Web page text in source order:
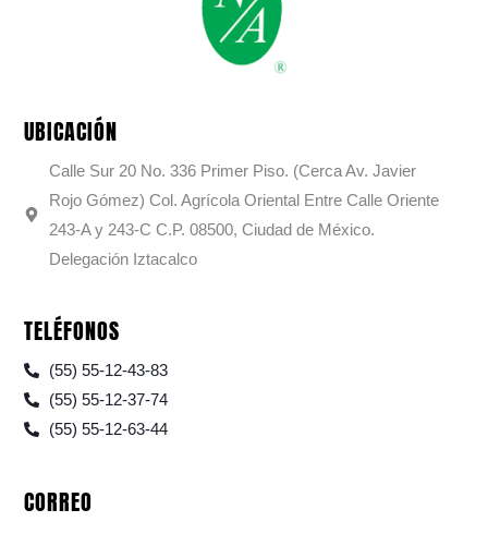
UBICACIÓN
Calle Sur 20 No. 336 Primer Piso. (Cerca Av. Javier
Rojo Gómez) Col. Agrícola Oriental Entre Calle Oriente
243-A y 243-C C.P. 08500, Ciudad de México.
Delegación Iztacalco
TELÉFONOS
(55) 55-12-43-83
(55) 55-12-37-74
(55) 55-12-63-44
CORREO